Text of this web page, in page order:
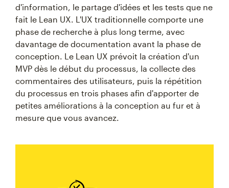
d'information, le partage d'idées et les tests que ne
fait le Lean UX. L'UX traditionnelle comporte une
phase de recherche à plus long terme, avec
davantage de documentation avant la phase de
conception. Le Lean UX prévoit la création d'un
MVP dès le début du processus, la collecte des
commentaires des utilisateurs, puis la répétition
du processus en trois phases afin d'apporter de
petites améliorations à la conception au fur et à
mesure que vous avancez.